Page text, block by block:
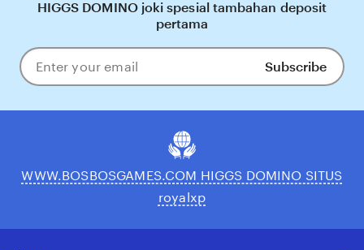
HIGGS DOMINO joki spesial tambahan deposit
pertama
Enter
your
Subscribe
WWW.BOSBOSGAMES.COM HIGGS DOMINO SITUS
royalxp